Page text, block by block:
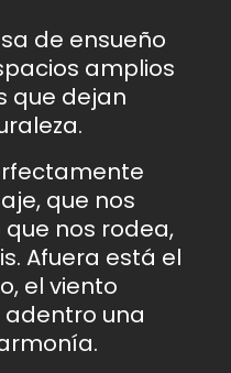
de ensueño
amplios
que dejan
que nos
nos rodea,
Afuera está el
el viento
una